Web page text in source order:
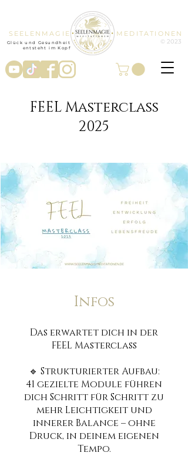
SEELENMAGIE MEDITATIONEN
Glück und Gesundheit
entsteht im Kopf
© 2023
FEEL Masterclass
2025
Infos
Das erwartet dich in der
FEEL Masterclass
🔹 Strukturierter Aufbau:
41 gezielte Module führen
dich Schritt für Schritt zu
mehr Leichtigkeit und
innerer Balance – ohne
Druck, in deinem eigenen
Tempo.